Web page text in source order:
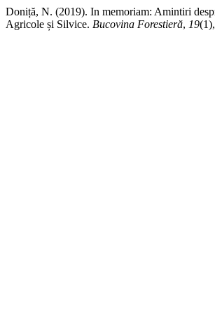
Doniță, N. (2019). In memoriam: Amintiri
Agricole și Silvice. Bucovina Forestieră, 19